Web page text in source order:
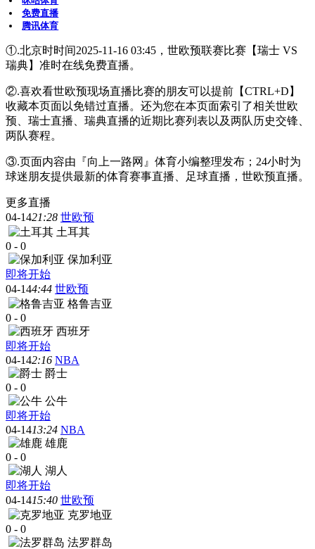
免费直播
腾讯体育
①.北京时时间2025-11-16 03:45，世欧预联赛比赛【瑞士 VS
瑞典】准时在线免费直播。
②.喜欢看世欧预现场直播比赛的朋友可以提前【CTRL+D】
收藏本页面以免错过直播。还为您在本页面索引了相关世欧
预、瑞士直播、瑞典直播的近期比赛列表以及两队历史交锋、
两队赛程。
③.页面内容由『向上一路网』体育小编整理发布；24小时为
球迷朋友提供最新的体育赛事直播、足球直播，世欧预直播。
更多直播
04-1421:28 世欧预
土耳其
0 - 0
保加利亚
即将开始
04-144:44 世欧预
格鲁吉亚
0 - 0
西班牙
即将开始
04-142:16 NBA
爵士
0 - 0
公牛
即将开始
04-1413:24 NBA
雄鹿
0 - 0
湖人
即将开始
04-1415:40 世欧预
克罗地亚
0 - 0
法罗群岛